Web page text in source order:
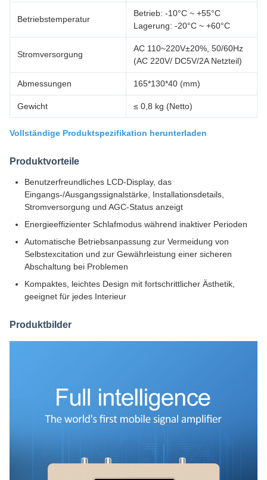
Betriebstemperatur
Betrieb: -10°C ~ +55°C
Lagerung: -20°C ~ +60°C
Stromversorgung
AC 110~220V±20%, 50/60Hz
(AC 220V/ DC5V/2A Netzteil)
Abmessungen 165*130*40 (mm)
Gewicht ≤ 0,8 kg (Netto)
Vollständige Produktspezifikation herunterladen
Produktvorteile
Benutzerfreundliches LCD-Display, das
Eingangs-/Ausgangssignalstärke, Installationsdetails,
Stromversorgung und AGC-Status anzeigt
Energieeffizienter Schlafmodus während inaktiver Perioden
Automatische Betriebsanpassung zur Vermeidung von
Selbstexcitation und zur Gewährleistung einer sicheren
Abschaltung bei Problemen
Kompaktes, leichtes Design mit fortschrittlicher Ästhetik,
geeignet für jedes Interieur
Produktbilder